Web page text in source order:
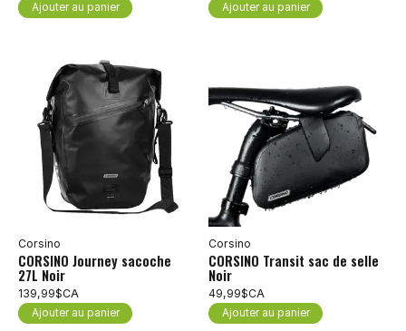
Ajouter au panier Ajouter au panier
Corsino
CORSINO Journey sacoche
27L Noir
139,99$CA
Ajouter au panier
Corsino
CORSINO Transit sac de selle
Noir
49,99$CA
Ajouter au panier